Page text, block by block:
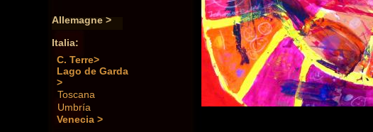
Allemagne >
Italia:
C. Terre>
Lago de Garda
>
Toscana
Umbría
Venecia >